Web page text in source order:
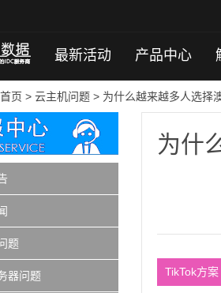
最新活动 产品中心
首页 > 云主机问题 > 为什么越来越多人选择
题
器问题
为什
TikTok方案